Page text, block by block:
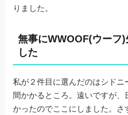
りました。
無事にWWOOF(ウーフ)
した
私が２件目に選んだのはシドニ
間かかるところ。遠いですが、
かったのでここにしました。さ